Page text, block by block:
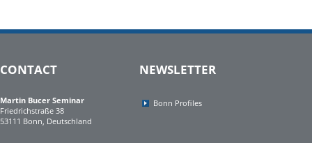
CONTACT
Martin Bucer Seminar
Friedrichstraße 38
53111 Bonn, Deutschland
NEWSLETTER
Bonn Profiles